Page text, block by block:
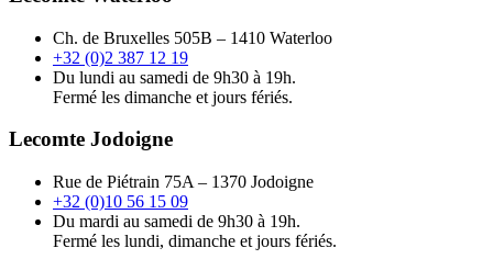
Ch. de Bruxelles 505B – 1410 Waterloo
+32 (0)2 387 12 19
Du lundi au samedi de 9h30 à 19h.
Fermé les dimanche et jours fériés.
Lecomte Jodoigne
Rue de Piétrain 75A – 1370 Jodoigne
+32 (0)10 56 15 09
Du mardi au samedi de 9h30 à 19h.
Fermé les lundi, dimanche et jours fériés.